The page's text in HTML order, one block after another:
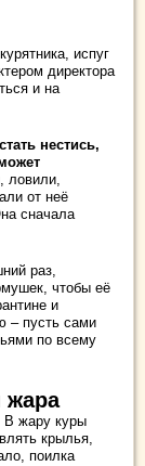
испуг
директора
и на
нестись,
ловили,
от неё
сначала
раз,
чтобы её
и
– пусть сами
по всему
жара
В жару куры
крылья,
поилка